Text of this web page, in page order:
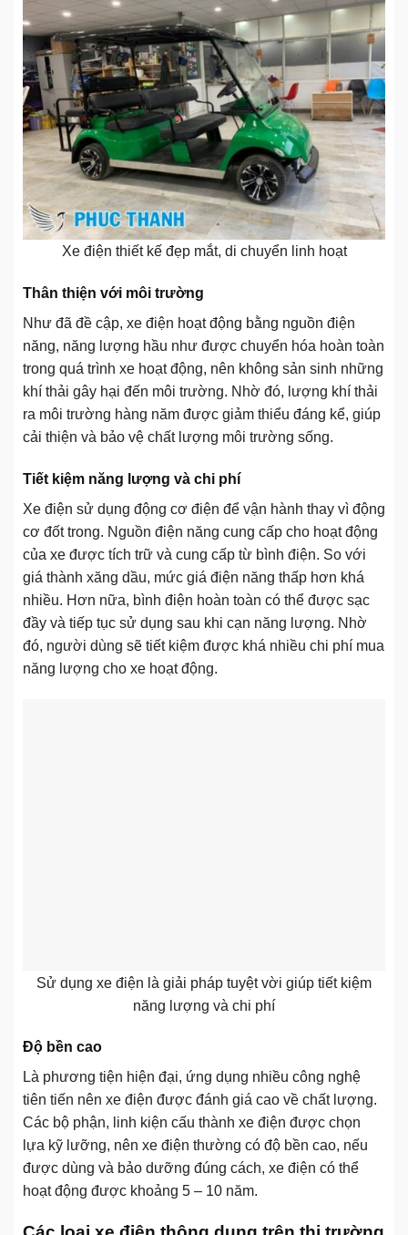
Xe điện thiết kế đẹp mắt, di chuyển linh hoạt
Thân thiện với môi trường
Như đã đề cập, xe điện hoạt động bằng nguồn điện
năng, năng lượng hầu như được chuyển hóa hoàn toàn
trong quá trình xe hoạt động, nên không sản sinh những
khí thải gây hại đến môi trường. Nhờ đó, lượng khí thải
ra môi trường hàng năm được giảm thiểu đáng kể, giúp
cải thiện và bảo vệ chất lượng môi trường sống.
Tiết kiệm năng lượng và chi phí
Xe điện sử dụng động cơ điện để vận hành thay vì động
cơ đốt trong. Nguồn điện năng cung cấp cho hoạt động
của xe được tích trữ và cung cấp từ bình điện. So với
giá thành xăng dầu, mức giá điện năng thấp hơn khá
nhiều. Hơn nữa, bình điện hoàn toàn có thể được sạc
đầy và tiếp tục sử dụng sau khi cạn năng lượng. Nhờ
đó, người dùng sẽ tiết kiệm được khá nhiều chi phí mua
năng lượng cho xe hoạt động.
Sử dụng xe điện là giải pháp tuyệt vời giúp tiết kiệm
năng lượng và chi phí
Độ bền cao
Là phương tiện hiện đại, ứng dụng nhiều công nghệ
tiên tiến nên xe điện được đánh giá cao về chất lượng.
Các bộ phận, linh kiện cấu thành xe điện được chọn
lựa kỹ lưỡng, nên xe điện thường có độ bền cao, nếu
được dùng và bảo dưỡng đúng cách, xe điện có thể
hoạt động được khoảng 5 – 10 năm.